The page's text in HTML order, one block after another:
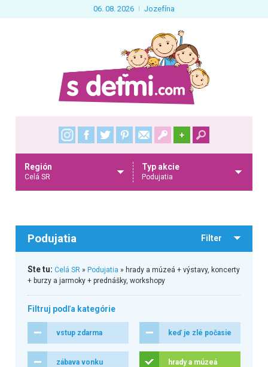
06. 08. 2026 Jozefína
+
Región
Celá SR
Typ akcie
Podujatia
Podujatia Filter
Ste tu: Celá SR» Podujatia » hrady a múzeá + výstavy, koncerty
+ burzy a jarmoky + prednášky, workshopy
Filtruj podľa kategórie
vstup zdarma keď je zlé počasie
zábava vonku hrady a múzeá